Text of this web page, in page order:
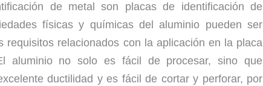
de metal son placas de identificación de
físicas y químicas del aluminio pueden ser
requisitos relacionados con la aplicación en la placa
aluminio no solo es fácil de procesar, sino que
ductilidad y es fácil de cortar y perforar, por